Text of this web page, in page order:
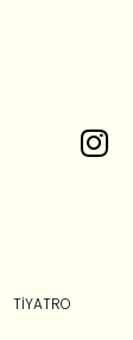
TIYATRO